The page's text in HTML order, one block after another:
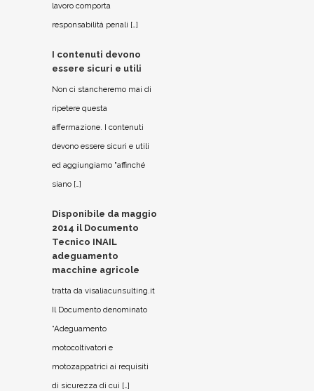
lavoro comporta
responsabilità penali […]
I contenuti devono
essere sicuri e utili
Non ci stancheremo mai di
ripetere questa
affermazione. I contenuti
devono essere sicuri e utili
ed aggiungiamo "affinché
siano […]
Disponibile da maggio
2014 il Documento
Tecnico INAIL
adeguamento
macchine agricole
tratta da visaliacunsulting.it
Il Documento denominato
“Adeguamento
motocoltivatori e
motozappatrici ai requisiti
di sicurezza di cui […]